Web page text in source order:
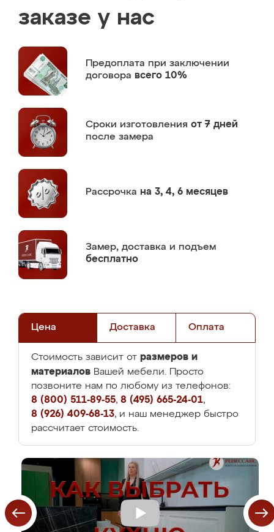
заказе у нас
Предоплата при заключении
договора всего 10%
Сроки изготовления от 7 дней
после замера
Рассрочка на 3, 4, 6 месяцев
Замер, доставка и подъем
бесплатно
Цена Доставка Оплата
Стоимость зависит от размеров и
материалов Вашей мебели. Просто
позвоните нам по любому из телефонов:
8 (800) 511-89-55, 8 (495) 665-24-01,
8 (926) 409-68-13, и наш менеджер быстро
рассчитает стоимость.